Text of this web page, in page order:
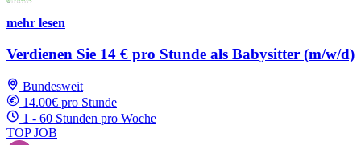
mehr lesen
Verdienen Sie 14 € pro Stunde als Babysitter (m/w/d)
Bundesweit
14.00€ pro Stunde
1 - 60 Stunden pro Woche
TOP JOB